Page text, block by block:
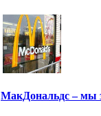
МакДональдс – мы